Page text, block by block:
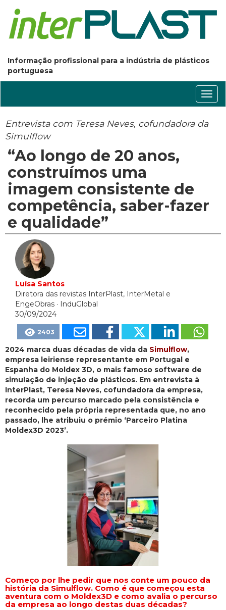
Informação profissional para a indústria de plásticos
portuguesa
Entrevista com Teresa Neves, cofundadora da
Simulflow
“Ao longo de 20 anos,
construímos uma
imagem consistente de
competência, saber-fazer
e qualidade”
Luísa Santos
Diretora das revistas InterPlast, InterMetal e
EngeObras · InduGlobal
30/09/2024
2403
2024 marca duas décadas de vida da Simulflow,
empresa leiriense representante em Portugal e
Espanha do Moldex 3D, o mais famoso software de
simulação de injeção de plásticos. Em entrevista à
InterPlast, Teresa Neves, cofundadora da empresa,
recorda um percurso marcado pela consistência e
reconhecido pela própria representada que, no ano
passado, lhe atribuiu o prémio ‘Parceiro Platina
Moldex3D 2023’.
Começo por lhe pedir que nos conte um pouco da
história da Simulflow. Como é que começou esta
aventura com o Moldex3D e como avalia o percurso
da empresa ao longo destas duas décadas?